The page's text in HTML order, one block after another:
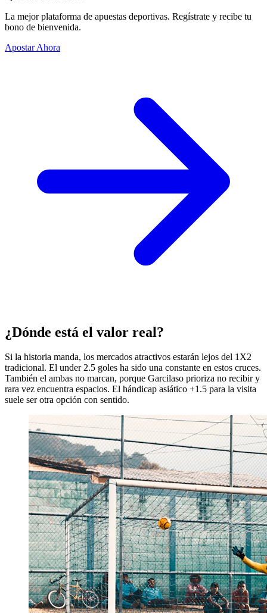
La mejor plataforma de apuestas deportivas. Regístrate y recibe tu
bono de bienvenida.
Apostar Ahora
¿Dónde está el valor real?
Si la historia manda, los mercados atractivos estarán lejos del 1X2
tradicional. El under 2.5 goles ha sido una constante en estos cruces.
También el ambas no marcan, porque Garcilaso prioriza no recibir y
rara vez encuentra espacios. El hándicap asiático +1.5 para la visita
suele ser otra opción con sentido.